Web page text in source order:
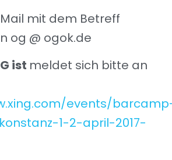
mit dem Betreff
og @ ogok.de
ist meldet sich bitte an
events/
1-2-april-2017-